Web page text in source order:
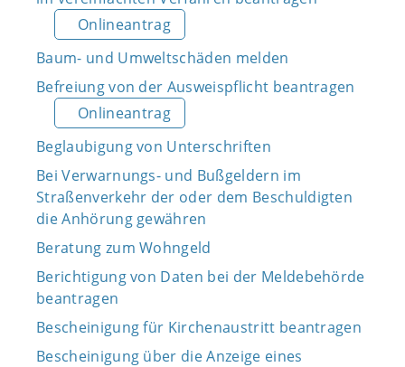
Onlineantrag
Baum- und Umweltschäden melden
Befreiung von der Ausweispflicht beantragen
Onlineantrag
Beglaubigung von Unterschriften
Bei Verwarnungs- und Bußgeldern im
Straßenverkehr der oder dem Beschuldigten
die Anhörung gewähren
Beratung zum Wohngeld
Berichtigung von Daten bei der Meldebehörde
beantragen
Bescheinigung für Kirchenaustritt beantragen
Bescheinigung über die Anzeige eines